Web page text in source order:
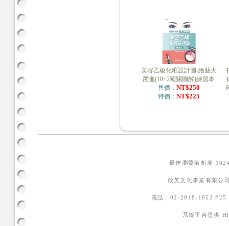
美容乙級化粧設計圖-繪藝大
躍進(10+2闖關圖解)練習本
售價： NT$250
特價： NT$225
最佳瀏覽解析度
啟英文化事業有限
電話：02-2918-1852
系統平台提供